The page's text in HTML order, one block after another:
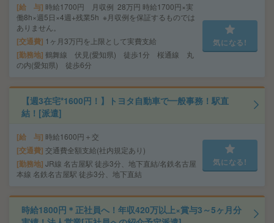
給 与 時給1700円 月収例 28万円 時給1700円×実
働8h×週5日×4週+残業5h ※月収例を保証するものでは
ありません。
交通費 1ヶ月3万円を上限として実費支給
勤務地 鶴舞線 伏見(愛知県) 徒歩1分 桜通線 丸
の内(愛知県) 徒歩6分
気になる!
【週3在宅*1600円！】トヨタ自動車で一般事務！駅直
結！[派遣]
給 与 時給1600円＋交
交通費 交通費全額支給(社内規定あり)
勤務地 JR線 名古屋駅 徒歩3分、地下直結/名鉄名古屋
本線 名鉄名古屋駅 徒歩3分、地下直結
気になる!
時給1800円＊正社員へ！年収420万以上×賞与3～5ヶ月分